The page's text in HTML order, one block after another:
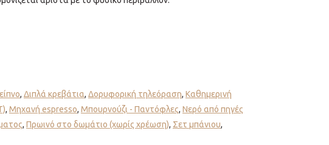
, Διπλά κρεβάτια, Δορυφορική τηλεόραση, Καθημερινή
, Μηχανή espresso, Μπουρνούζι - Παντόφλες, Νερό από πηγές
, Πρωινό στο δωμάτιο (χωρίς χρέωση), Σετ μπάνιου,